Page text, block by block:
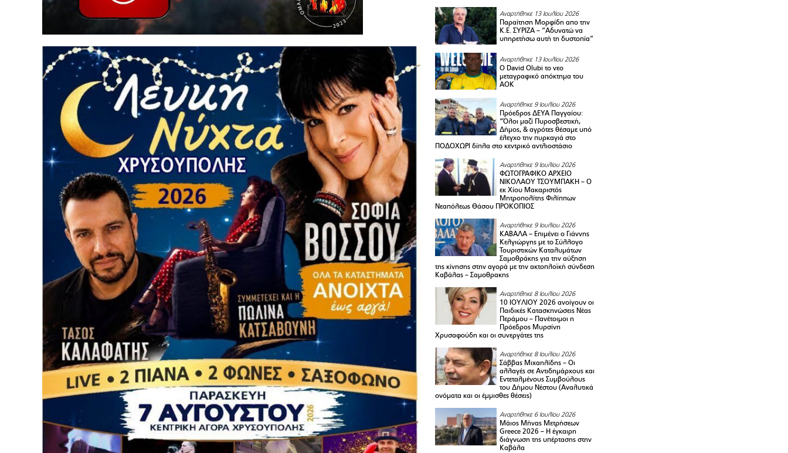
Αναρτήθηκε 13 Ιουλίου 2026
Παραίτηση Μορφίδη απο την
Κ.Ε. ΣΥΡΙΖΑ – “Αδυνατώ να
υπηρετήσω αυτή τη δυστοπία”
Αναρτήθηκε 13 Ιουλίου 2026
Ο David Olubi το νεο
μεταγραφικό απόκτημα του
ΑΟΚ
Αναρτήθηκε 9 Ιουλίου 2026
Πρόεδρος ΔΕΥΑ Παγγαίου:
“Όλοι μαζί Πυροσβεστική,
Δήμος, & αγρότες θέσαμε υπό
έλεγχο την πυρκαγιά στο
ΠΟΔΟΧΩΡΙ δίπλα στο κεντρικό αντλιοστάσιο
Αναρτήθηκε 9 Ιουλίου 2026
ΦΩΤΟΓΡΑΦΙΚΟ ΑΡΧΕΙΟ
ΝΙΚΟΛΑΟΥ ΤΣΟΥΜΠΑΚΗ – Ο
εκ Χίου Μακαριστός
Μητροπολίτης Φιλίππων
Νεαπόλεως Θάσου ΠΡΟΚΟΠΙΟΣ
Αναρτήθηκε 9 Ιουλίου 2026
ΚΑΒΑΛΑ – Επιμένει ο Γιάννης
Κελγιώργης με το Σύλλογο
Τουριστικών Καταλυμάτων
Σαμοθράκης για την αύξηση
της κίνησης στην αγορά με την ακτοπλοϊκή σύνδεση
Καβάλας – Σαμοθρακης
Αναρτήθηκε 8 Ιουλίου 2026
10 ΙΟΥΛΙΟΥ 2026 ανοίγουν οι
Παιδικές Κατασκηνώσεις Νέας
Περάμου – Πανέτοιμοι η
Πρόεδρος Μυρσίνη
Χρυσαφούδη και οι συνεργάτες της
Αναρτήθηκε 8 Ιουλίου 2026
Σάββας Μιχαηλίδης – Οι
αλλαγές σε Αντιδημάρχους και
Εντεταλμένους Συμβούλους
του Δήμου Νέστου (Αναλυτικά
ονόματα και οι έμμισθες θέσεις)
Αναρτήθηκε 6 Ιουλίου 2026
Μάιος Μήνας Μετρήσεων
Greece 2026 – H έγκαιρη
διάγνωση της υπέρτασης στην
Καβάλα